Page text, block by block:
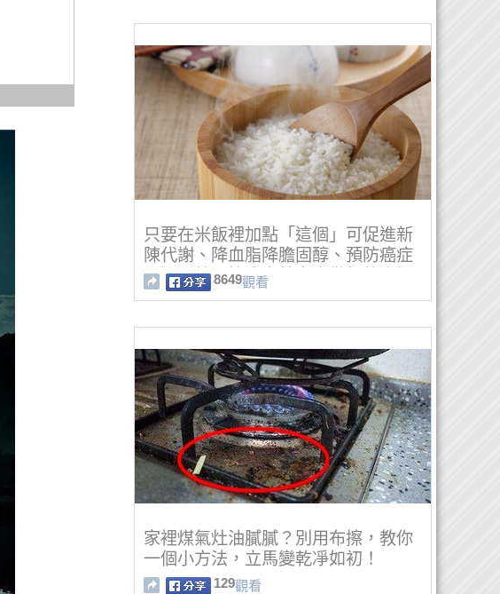
只要在米飯裡加點「這個」可促進新
陳代謝、降血脂降膽固醇、預防癌症
一週見效！快分享給家中做飯的人知
道！
8649觀看
家裡煤氣灶油膩膩？別用布擦，教你
一個小方法，立馬變乾凈如初！
129觀看